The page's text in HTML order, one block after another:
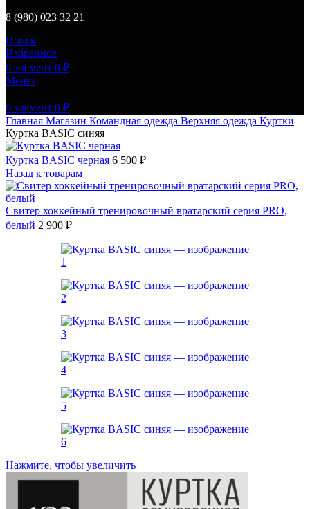
8 (980) 023 32 21
Поиск
Избранное
0 элемент 0 ₽
Меню
0 элемент 0 ₽
Главная Магазин Командная одежда Верхняя одежда Куртки
Куртка BASIC синяя
Куртка BASIC черная 6 500 ₽
Назад к товарам
Свитер хоккейный тренировочный вратарский серия PRO,
белый 2 900 ₽
Нажмите, чтобы увеличить